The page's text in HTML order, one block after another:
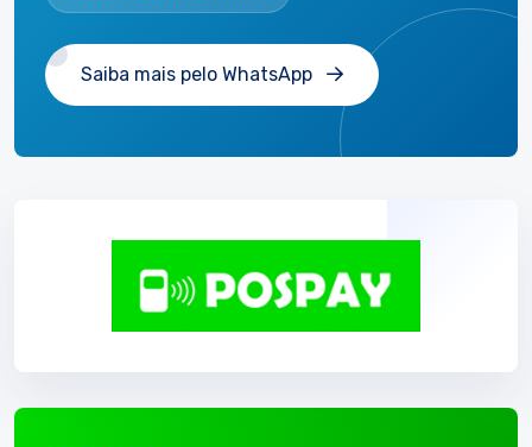
Saiba mais pelo WhatsApp